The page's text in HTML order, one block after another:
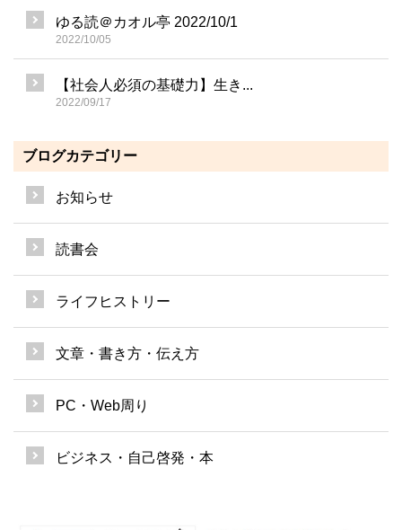
ゆる読＠カオル亭 2022/10/1
2022/10/05
【社会人必須の基礎力】生き...
2022/09/17
ブログカテゴリー
お知らせ
読書会
ライフヒストリー
文章・書き方・伝え方
PC・Web周り
ビジネス・自己啓発・本